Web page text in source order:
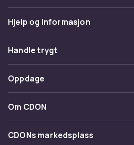
Hjelp og informasjon
Vanlige spørsmål
Spor pakke
Angre & returner her
Kontakt oss
Handle trygt
Betaling
Levering
Tilbakekallinger
Oppdage
Kategorier
Varemerker
Om CDON
Om oss
CDONs markedsplass